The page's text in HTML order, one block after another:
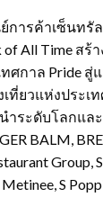
ารค้าเซ็นทรั
of All Time ส
ศกาล Pride สู่
ที่ยวแห่งประเ
ระดับโลกและ
BALM,
Group,
S